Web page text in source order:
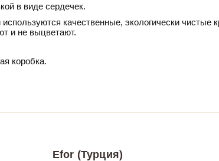
в виде сердечек.
качественные, экологически чистые
и не выцветают.
коробка.
Efor (Турция)